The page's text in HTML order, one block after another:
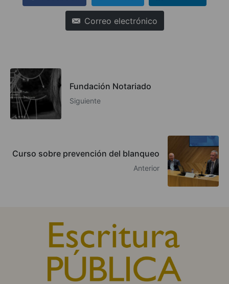
Correo electrónico
Fundación Notariado
Siguiente
Curso sobre prevención del blanqueo
Anterior